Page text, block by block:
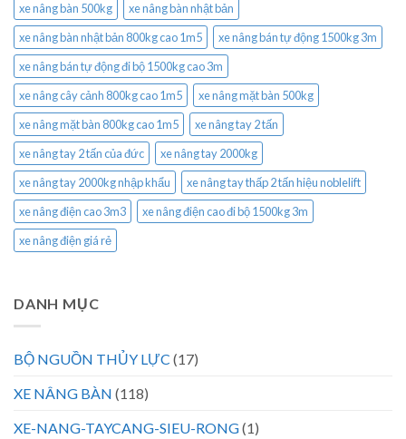
xe nâng bàn 500kg
xe nâng bàn nhật bản
xe nâng bàn nhật bản 800kg cao 1m5
xe nâng bán tự động 1500kg 3m
xe nâng bán tự động đi bộ 1500kg cao 3m
xe nâng cây cảnh 800kg cao 1m5
xe nâng mặt bàn 500kg
xe nâng mặt bàn 800kg cao 1m5
xe nâng tay 2 tấn
xe nâng tay 2 tấn của đức
xe nâng tay 2000kg
xe nâng tay 2000kg nhập khẩu
xe nâng tay thấp 2 tấn hiệu noblelift
xe nâng điện cao 3m3
xe nâng điện cao đi bộ 1500kg 3m
xe nâng điện giá rẻ
DANH MỤC
BỘ NGUỒN THỦY LỰC (17)
XE NÂNG BÀN (118)
XE-NANG-TAYCANG-SIEU-RONG(1)